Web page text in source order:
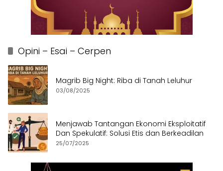
Opini – Esai – Cerpen
Magrib Big Night: Riba di Tanah Leluhur
03/08/2025
Menjawab Tantangan Ekonomi Eksploitatif
Dan Spekulatif: Solusi Etis dan Berkeadilan
25/07/2025